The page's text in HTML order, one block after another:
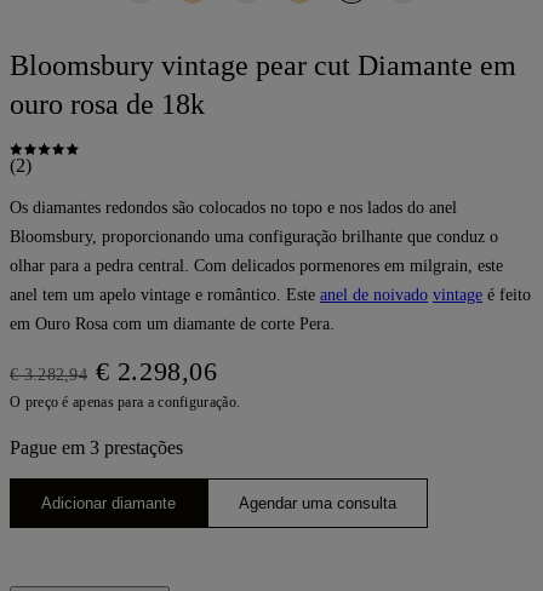
Bloomsbury vintage pear cut Diamante em
ouro rosa de 18k
(2)
Os diamantes redondos são colocados no topo e nos lados do anel
Bloomsbury, proporcionando uma configuração brilhante que conduz o
olhar para a pedra central. Com delicados pormenores em milgrain, este
anel tem um apelo vintage e romântico. Este anel de noivado vintage é feito
em Ouro Rosa com um diamante de corte Pera.
€ 3.282,94 € 2.298,06
O preço é apenas para a configuração.
Pague em 3 prestações
Adicionar diamante Agendar uma consulta